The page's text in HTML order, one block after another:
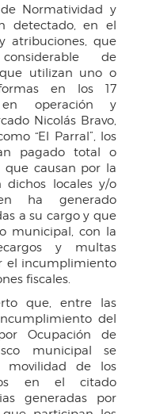
Normatividad y
detectado, en el
atribuciones, que
de
utilizan uno o
en los 17
en operación y
Nicolás Bravo,
“El Parral”, los
pagado total o
que causan por la
dichos locales y/o
ha generado
a su cargo y que
municipal, con la
y multas
el incumplimiento
fiscales.
que, entre las
del
Ocupación de
municipal se
movilidad de los
en el citado
generadas por